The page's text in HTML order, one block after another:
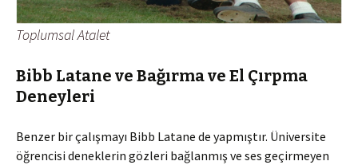
Toplumsal Atalet
Bibb Latane ve Bağırma ve El Çırpma
Deneyleri
Benzer bir çalışmayı Bibb Latane de yapmıştır. Üniversite
öğrencisi deneklerin gözleri bağlanmış ve ses geçirmeyen